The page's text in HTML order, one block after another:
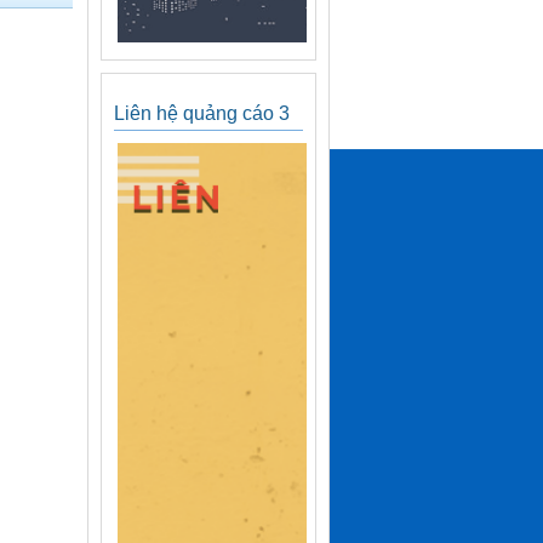
Liên hệ quảng cáo 3